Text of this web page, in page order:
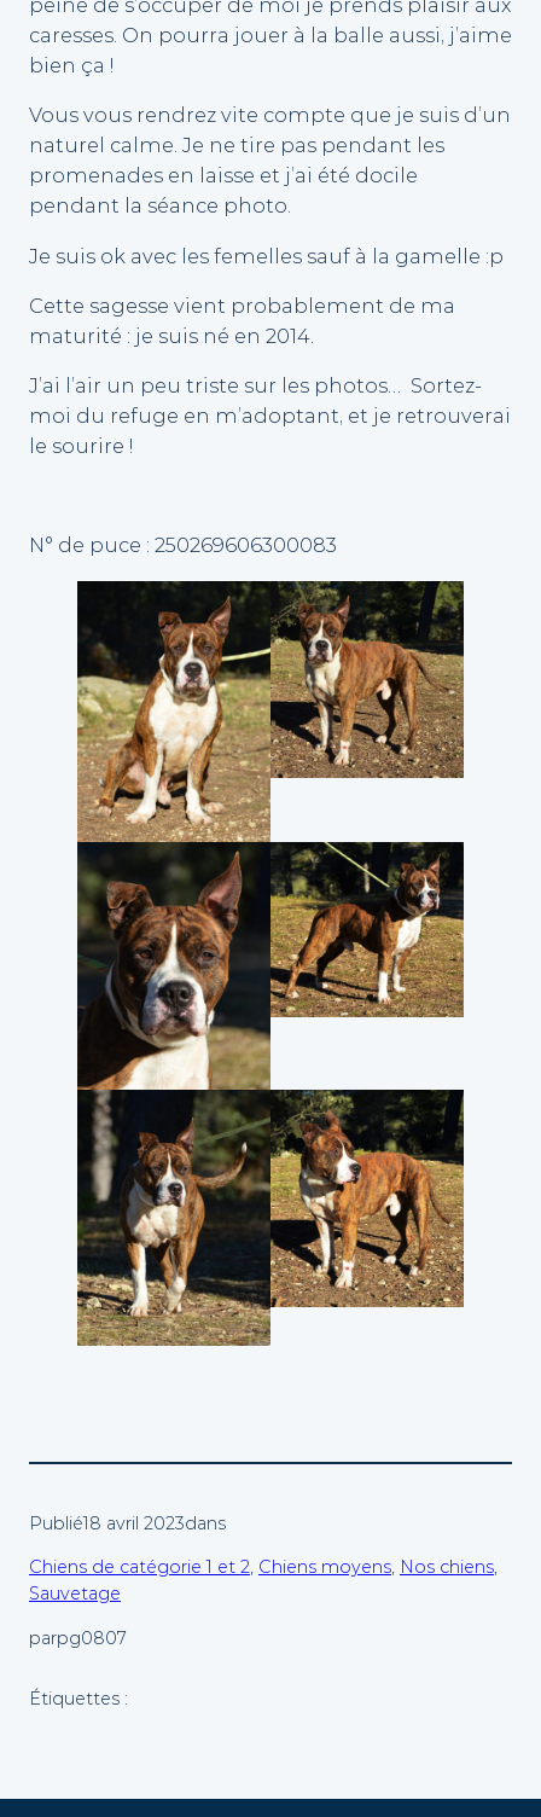
peine de s’occuper de moi je prends plaisir aux
caresses. On pourra jouer à la balle aussi, j’aime
bien ça !
Vous vous rendrez vite compte que je suis d’un
naturel calme. Je ne tire pas pendant les
promenades en laisse et j’ai été docile
pendant la séance photo.
Je suis ok avec les femelles sauf à la gamelle :p
Cette sagesse vient probablement de ma
maturité : je suis né en 2014.
J’ai l’air un peu triste sur les photos… Sortez-
moi du refuge en m’adoptant, et je retrouverai
le sourire !
N° de puce : 250269606300083
Publié18 avril 2023dans
Chiens de catégorie 1 et 2, Chiens moyens, Nos chiens
Sauvetage
parpg0807
Étiquettes :